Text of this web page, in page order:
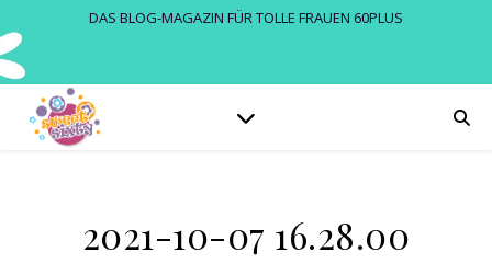
DAS BLOG-MAGAZIN FÜR TOLLE FRAUEN 60PLUS
2021-10-07 16.28.00